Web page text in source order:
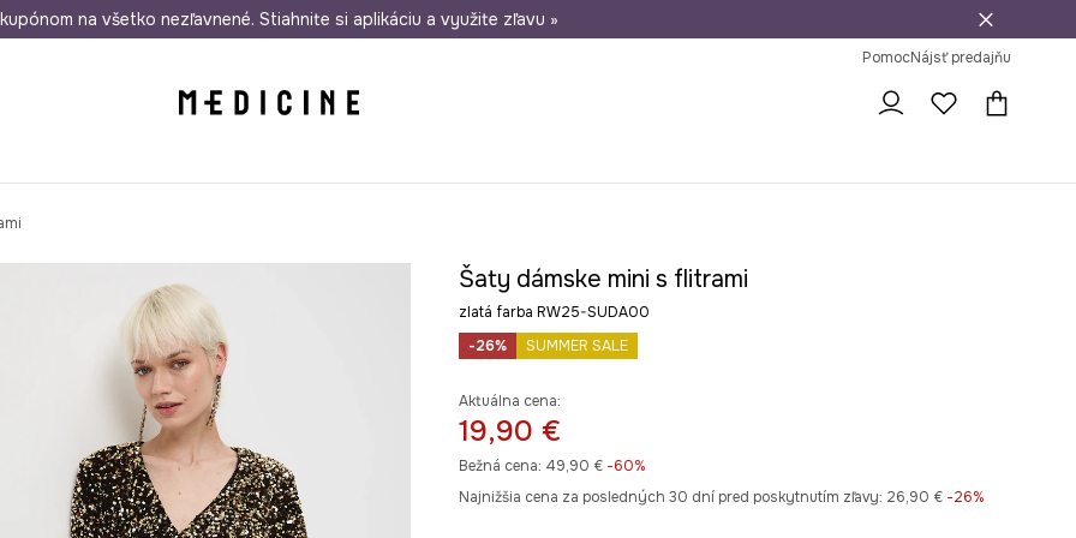
od 50 € Odoslanie aj do 24 hodín 30 dní na vrátenie tovaru
na všetko nezľavnené. Stiahnite si aplikáciu a využite zľavu »
PomocNájsť predajňu
Šaty dámske mini s flitrami
zlatá farba RW25-SUDA00
-26%
SUMMER SALE
Aktuálna cena:
19,90 €
Bežná cena: 49,90 €-60%
Najnižšia cena za posledných 30 dní pred poskytnutím zľavy: 26,90 € -26%